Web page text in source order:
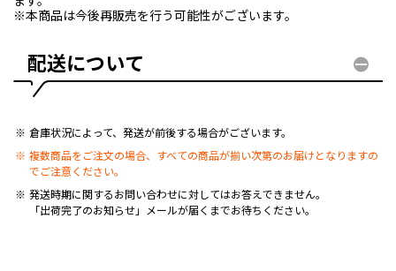
※本商品は今後再販売を行う可能性がございます。
配送について
倉庫状況によって、発送が前後する場合がございます。
複数商品をご注文の場合、すべての商品が揃い次第のお届けとなりますの
でご注意ください。
発送時期に関するお問い合わせに対してはお答えできません。
「出荷完了のお知らせ」メールが届くまでお待ちください。